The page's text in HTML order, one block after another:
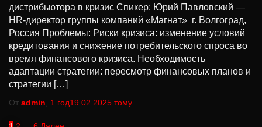
дистрибьютора в кризис Спикер: Юрий Павловский —
HR-директор группы компаний «Магнат» г. Волгоград,
Россия Проблемы: Риски кризиса: изменение условий
кредитования и снижение потребительского спроса во
время финансового кризиса. Необходимость
адаптации стратегии: пересмотр финансовых планов и
стратегии […]
От admin 1 год19.02.2025 тому